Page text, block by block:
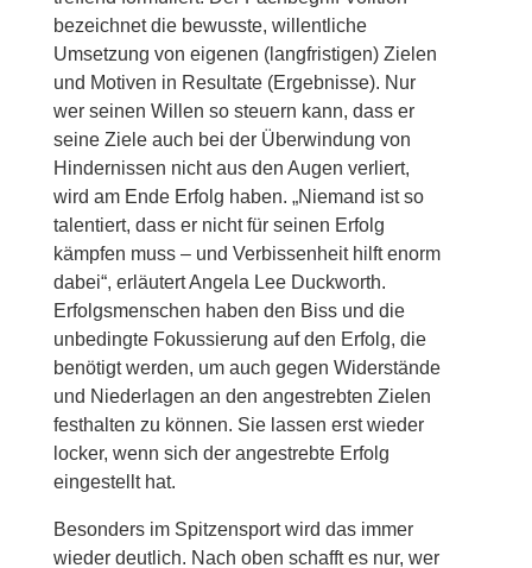
bezeichnet die bewusste, willentliche
Umsetzung von eigenen (langfristigen) Zielen
und Motiven in Resultate (Ergebnisse). Nur
wer seinen Willen so steuern kann, dass er
seine Ziele auch bei der Überwindung von
Hindernissen nicht aus den Augen verliert,
wird am Ende Erfolg haben. „Niemand ist so
talentiert, dass er nicht für seinen Erfolg
kämpfen muss – und Verbissenheit hilft enorm
dabei“, erläutert Angela Lee Duckworth.
Erfolgsmenschen haben den Biss und die
unbedingte Fokussierung auf den Erfolg, die
benötigt werden, um auch gegen Widerstände
und Niederlagen an den angestrebten Zielen
festhalten zu können. Sie lassen erst wieder
locker, wenn sich der angestrebte Erfolg
eingestellt hat.
Besonders im Spitzensport wird das immer
wieder deutlich. Nach oben schafft es nur, wer